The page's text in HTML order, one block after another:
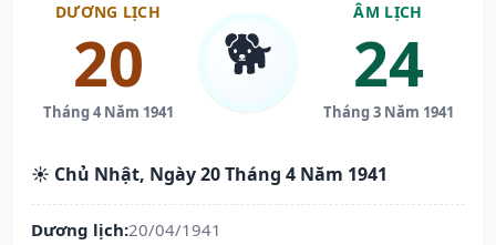
DƯƠNG LỊCH
20
Tháng 4 Năm 1941
🐕
ÂM LỊCH
24
Tháng 3 Năm 1941
☀️ Chủ Nhật, Ngày 20 Tháng 4 Năm 1941
Dương lịch:20/04/1941